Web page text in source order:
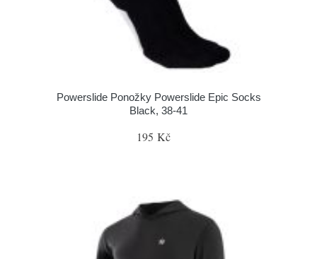
Powerslide Ponožky Powerslide Epic Socks
Black, 38-41
195 Kč